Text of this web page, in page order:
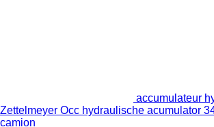
accumulateur
Zettelmeyer Occ hydraulische acumulator
camion